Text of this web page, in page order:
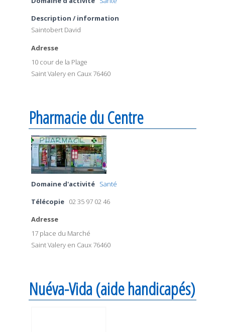
Description / information
Saintobert David
Adresse
10 cour de la Plage
Saint Valery en Caux 76460
Pharmacie du Centre
Domaine d'activité Santé
Télécopie 02 35 97 02 46
Adresse
17 place du Marché
Saint Valery en Caux 76460
Nuéva-Vida (aide handicapés)